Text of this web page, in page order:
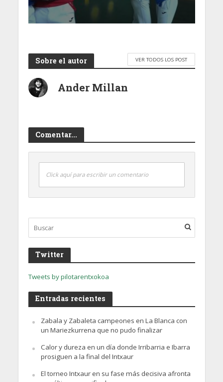
Sobre el autor VER TODOS LOS POST
Ander Millan
Comentar...
Click aquí para escribir un comentario
Twitter
Tweets by pilotarentxokoa
Entradas recientes
Zabala y Zabaleta campeones en La Blanca con
un Mariezkurrena que no pudo finalizar
Calor y dureza en un día donde Irribarria e Ibarra
prosiguen a la final del Intxaur
El torneo Intxaur en su fase más decisiva afronta